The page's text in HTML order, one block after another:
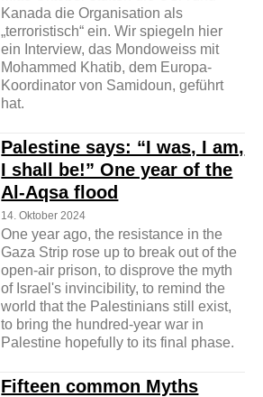
Kanada die Organisation als
„terroristisch“ ein. Wir spiegeln hier
ein Interview, das Mondoweiss mit
Mohammed Khatib, dem Europa-
Koordinator von Samidoun, geführt
hat.
Palestine says: “I was, I am,
I shall be!” One year of the
Al-Aqsa flood
14. Oktober 2024
One year ago, the resistance in the
Gaza Strip rose up to break out of the
open-air prison, to disprove the myth
of Israel's invincibility, to remind the
world that the Palestinians still exist,
to bring the hundred-year war in
Palestine hopefully to its final phase.
Fifteen common Myths